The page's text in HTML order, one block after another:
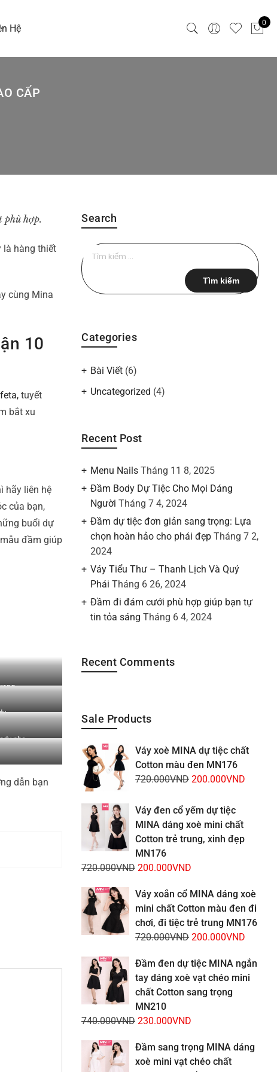
Hệ 0
CẤP
hợp.
là hàng thiết
cùng Mina
10
tuyết
bắt xu
hãy liên hệ
của bạn,
buổi dự
đầm giúp
nhẹ
dẫn bạn
Search
Tìm
cho:
Categories
Bài Viết (6)
Uncategorized (4)
Recent Post
Menu Nails Tháng 11 8, 2025
Đầm Body Dự Tiệc Cho Mọi Dáng
Người Tháng 7 4, 2024
Đầm dự tiệc đơn giản sang trọng: Lựa
chọn hoàn hảo cho phái đẹp Tháng 7 2,
2024
Váy Tiểu Thư – Thanh Lịch Và Quý
Phái Tháng 6 26, 2024
Đầm đi đám cưới phù hợp giúp bạn tự
tin tỏa sáng Tháng 6 4, 2024
Recent Comments
Sale Products
Váy xoè MINA dự tiệc chất
Cotton màu đen MN176
720.000VND Giá
là:
720.000VND.
200.000VND
Váy đen cổ yếm dự tiệc
MINA dáng xoè mini chất
Cotton trẻ trung, xinh đẹp
MN176
720.000VND Giá
là:
720.000VND.
200.000VND
tại
là:
200.000VND.
Váy xoắn cổ MINA dáng xoè
mini chất Cotton màu đen đi
chơi, đi tiệc trẻ trung MN176
720.000VND Giá
là:
720.000VND.
200.000VND
tại
là:
Đầm đen dự tiệc MINA ngắn
tay dáng xoè vạt chéo mini
chất Cotton sang trọng
MN210
740.000VND Giá
là:
740.000VND.
230.000VND
tại
là:
Đầm sang trọng MINA dáng
xoè mini vạt chéo chất